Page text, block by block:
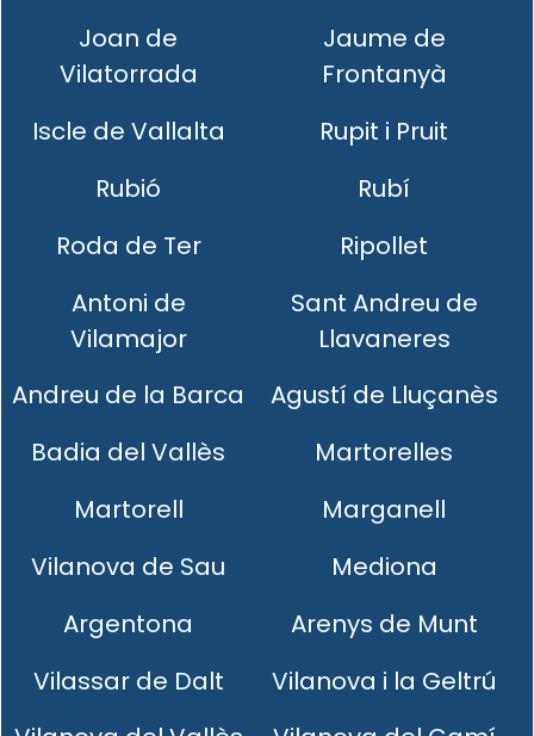
Joan de
Vilatorrada
Jaume de
Frontanyà
Iscle de Vallalta
Rupit i Pruit
Rubió
Rubí
Roda de Ter
Ripollet
Antoni de
Vilamajor
Sant Andreu de
Llavaneres
Andreu de la Barca
Agustí de Lluçanès
Badia del Vallès
Martorelles
Martorell
Marganell
Vilanova de Sau
Mediona
Argentona
Arenys de Munt
Vilassar de Dalt
Vilanova i la Geltrú